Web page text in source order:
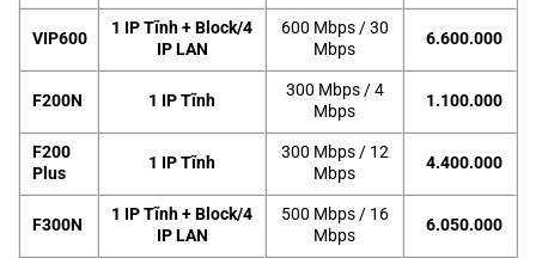
VIP600
1 IP Tĩnh + Block/4
IP LAN
600 Mbps / 30
Mbps
6.600.000
F200N 1 IP Tĩnh
300 Mbps / 4
Mbps
1.100.000
F200
Plus
1 IP Tĩnh
300 Mbps / 12
Mbps
4.400.000
F300N
1 IP Tĩnh + Block/4
IP LAN
500 Mbps / 16
Mbps
6.050.000